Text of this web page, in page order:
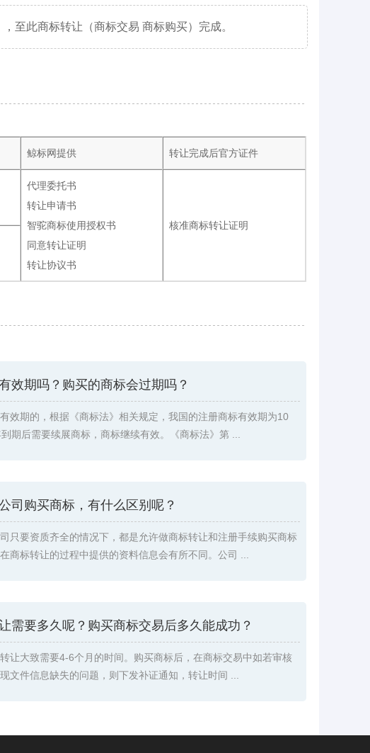
至此商标转让（商标交易 商标购买）完成。
鲸标网提供 转让完成后官方证件
代理委托书
转让申请书
智驼商标使用授权书
同意转让证明
转让协议书
核准商标转让证明
效期吗？购买的商标会过期吗？
效期的，根据《商标法》相关规定，我国的注册商标有效期为10
期后需要续展商标，商标继续有效。《商标法》第 ...
司购买商标，有什么区别呢？
只要资质齐全的情况下，都是允许做商标转让和注册手续购买商标
商标转让的过程中提供的资料信息会有所不同。公司 ...
需要多久呢？购买商标交易后多久能成功？
让大致需要4-6个月的时间。购买商标后，在商标交易中如若审核
文件信息缺失的问题，则下发补证通知，转让时间 ...